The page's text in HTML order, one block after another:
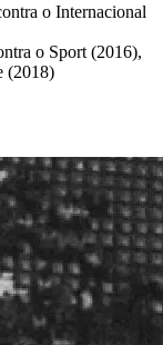
o Internacional
o Sport (2016),
(2018)